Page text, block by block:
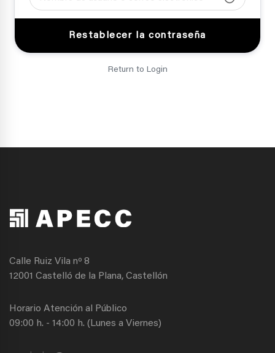
Return to Login
Calle Ruiz Vila nº 8
12001 Castelló de la Plana, Castellón
Horario Atención al Público
09:00 h. - 14:00 h. (Lunes a Viernes)